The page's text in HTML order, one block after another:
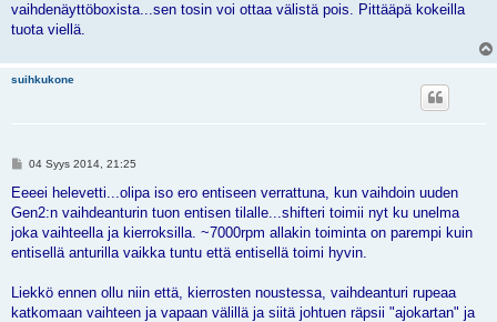
vaihdenäyttöboxista...sen tosin voi ottaa välistä pois. Pittääpä kokeilla
tuota viellä.
suihkukone
V
e
t
i
04 Syys 2014, 21:25
Eeeei helevetti...olipa iso ero entiseen verrattuna, kun vaihdoin uuden
Gen2:n vaihdeanturin tuon entisen tilalle...shifteri toimii nyt ku unelma
joka vaihteella ja kierroksilla. ~7000rpm allakin toiminta on parempi kuin
entisellä anturilla vaikka tuntu että entisellä toimi hyvin.
Liekkö ennen ollu niin että, kierrosten noustessa, vaihdeanturi rupeaa
katkomaan vaihteen ja vapaan välillä ja siitä johtuen räpsii "ajokartan" ja